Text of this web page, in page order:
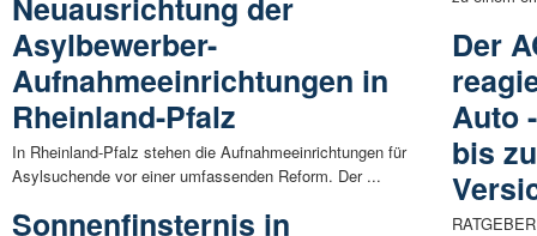
Asylbewerber-
Aufnahmeeinrichtungen in
Rheinland-Pfalz
In Rheinland-Pfalz stehen die Aufnahmeeinrichtungen für
Asylsuchende vor einer umfassenden Reform. Der ...
Sonnenfinsternis in
Der
Auto
bis